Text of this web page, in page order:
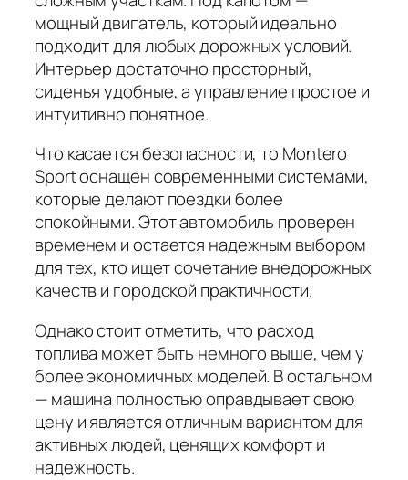
мощный двигатель, который идеально
подходит для любых дорожных условий.
Интерьер достаточно просторный,
сиденья удобные, а управление простое и
интуитивно понятное.
Что касается безопасности, то Montero
Sport оснащен современными системами,
которые делают поездки более
спокойными. Этот автомобиль проверен
временем и остается надежным выбором
для тех, кто ищет сочетание внедорожных
качеств и городской практичности.
Однако стоит отметить, что расход
топлива может быть немного выше, чем у
более экономичных моделей. В остальном
— машина полностью оправдывает свою
цену и является отличным вариантом для
активных людей, ценящих комфорт и
надежность.